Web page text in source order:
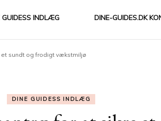
GUIDESS INDLÆG DINE-GUIDES.DK
sundt og frodigt vækstmiljø
DINE GUIDESS INDLÆG